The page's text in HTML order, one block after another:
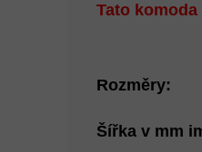
Tato
Rozměry:
Šířka v mm